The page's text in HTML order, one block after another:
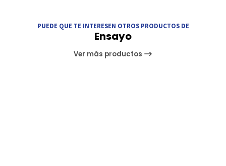
PUEDE QUE TE INTERESEN OTROS PRODUCTOS DE
Ensayo
Ver más productos